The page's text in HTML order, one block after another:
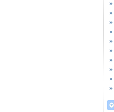
»
»
»